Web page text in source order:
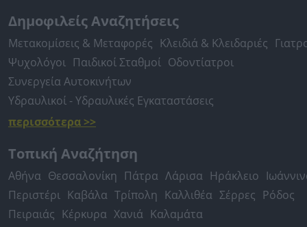
Δημοφιλείς Αναζητήσεις
Μετακομίσεις & Μεταφορές Κλειδιά & Κλειδαριές
Ψυχολόγοι Παιδικοί Σταθμοί Οδοντίατροι
Συνεργεία Αυτοκινήτων
Υδραυλικοί - Υδραυλικές Εγκαταστάσεις
περισσότερα >>
Τοπική Αναζήτηση
Αθήνα Θεσσαλονίκη Πάτρα Λάρισα Ηράκλειο
Περιστέρι Καβάλα Τρίπολη Καλλιθέα Σέρρες Ρόδος
Πειραιάς Κέρκυρα Χανιά Καλαμάτα